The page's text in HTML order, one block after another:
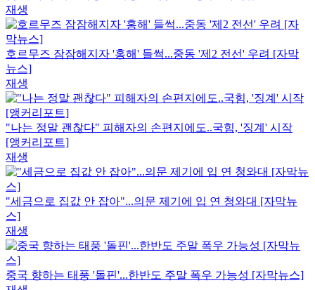
재생
호르무즈 잠잠해지자 '홍해' 들썩...중동 '제2 전선' 우려 [자막
뉴스]
재생
"나는 정말 괜찮다" 피해자의 손편지에도..국힘, '징계' 시작
[앵커리포트]
재생
"세금으로 집값 안 잡아"...의문 제기에 입 연 청와대 [자막뉴
스]
재생
중국 향하는 태풍 '돌핀'...한반도 주말 폭우 가능성 [자막뉴스]